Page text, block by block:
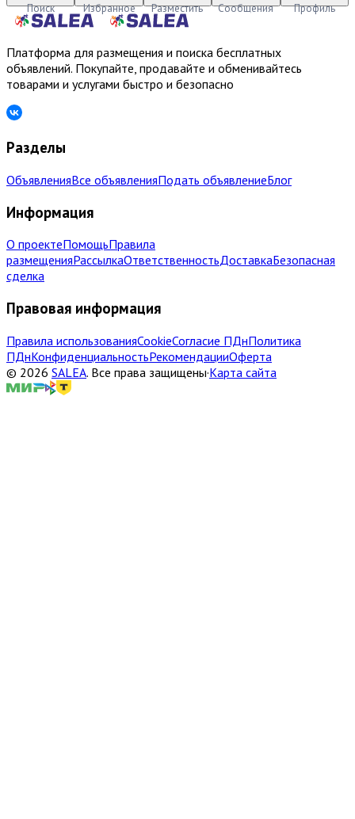
Поиск Избранное Разместить Сообщения Профиль
Платформа для размещения и поиска бесплатных
объявлений. Покупайте, продавайте и обменивайтесь
товарами и услугами быстро и безопасно
Разделы
ОбъявленияВсе объявленияПодать объявлениеБлог
Информация
О проектеПомощьПравила
размещенияРассылкаОтветственностьДоставкаБезопасная
сделка
Правовая информация
Правила использованияCookieСогласие ПДнПолитика
ПДнКонфиденциальностьРекомендацииОферта
© 2026 SALEA. Все права защищены·Карта сайта